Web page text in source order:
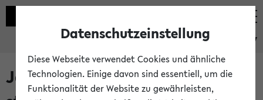
eKVV
Jetzt und in Kürze
Datenschutzeinstellung
Diese Webseite verwendet Cookies und ähnliche
Technologien. Einige davon sind essentiell, um die
Funktionalität der Website zu gewährleisten,